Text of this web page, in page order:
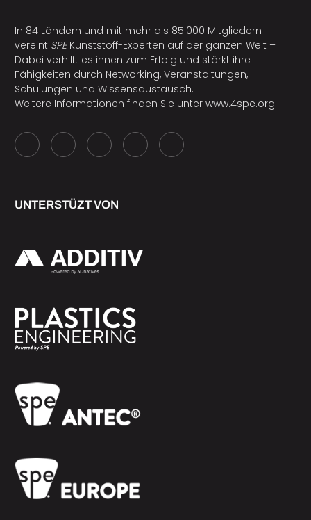
In 84 Ländern und mit mehr als 85.000 Mitgliedern
vereint SPEKunststoff-Experten auf der ganzen Welt –
Dabei verhilft es ihnen zum Erfolg und stärkt ihre
Fähigkeiten durch Networking, Veranstaltungen,
Schulungen und Wissensaustausch.
Weitere Informationen finden Sie unter www.4spe.org.
UNTERSTÜZT VON